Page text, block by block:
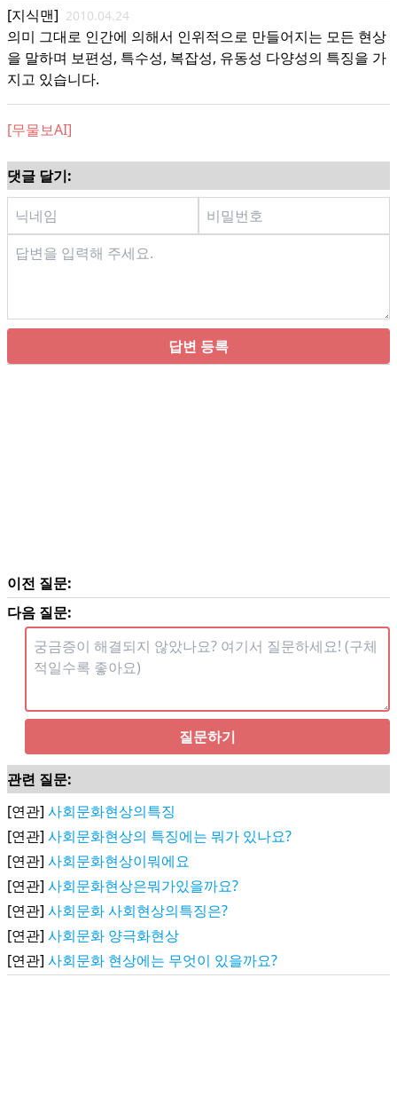
[지식맨] 2010.04.24
의미 그대로 인간에 의해서 인위적으로 만들어지는 모든 현상
을 말하며 보편성, 특수성, 복잡성, 유동성 다양성의 특징을 가
지고 있습니다.
[무물보AI]
댓글 달기:
답변 등록
이전 질문:
다음 질문:
질문하기
관련 질문:
[연관] 사회문화현상의특징
[연관] 사회문화현상의 특징에는 뭐가 있나요?
[연관] 사회문화현상이뭐에요
[연관] 사회문화현상은뭐가있을까요?
[연관] 사회문화 사회현상의특징은?
[연관] 사회문화 양극화현상
[연관] 사회문화 현상에는 무엇이 있을까요?